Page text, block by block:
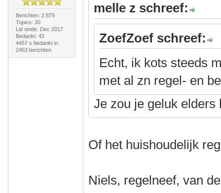
Berichten: 2.879
Topics: 30
Lid sinds: Dec 2017
Bedankt: 42
4457 x bedankt in
2453 berichten
melle z schreef:
ZoefZoef schreef:
Echt, ik kots steeds
met al zn regel- en
Je zou je geluk elders
Of het huishoudelijk
Niels, regelneef, van